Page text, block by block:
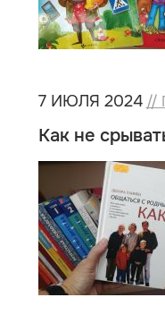
7 ИЮЛЯ 2024 //
Как не